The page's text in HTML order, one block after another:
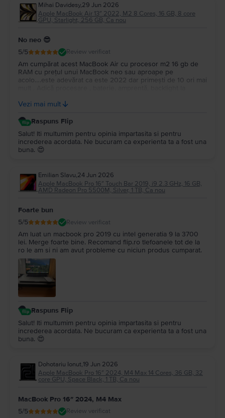
Mihai Davidesy,29 Jun 2026
Apple MacBook Air 13″ 2022, M2 8 Cores, 16 GB, 8 core
GPU, Starlight, 256 GB, Ca nou
No neo 😎
5/5 Review verificat
Am cumpărat acest MacBook Air cu procesor m2 16 gb de
RAM cu prețul unui MacBook neo sau aproape pe
acolo….este adevărat ca este 2022 dar primești de 10 ori mai
super portabil …nu îl simți în geantă…Multumesc
Vezi mai mult
Raspuns Flip
Salut! Iti multumim pentru opinia impartasita si pentru
increderea acordata. Ne bucuram ca experienta ta a fost una
buna. 😍
Emilian Slavu,24 Jun 2026
Apple MacBook Pro 16″ Touch Bar 2019, i9 2.3 GHz, 16 GB,
AMD Radeon Pro 5500M, Silver, 1 TB, Ca nou
Foarte bun
5/5 Review verificat
Am luat un macbook pro 2019 cu intel generatia 9 la 3700
lei. Merge foarte bine. Recomand flip.ro tlefoanele tot de la
ro le am si ni am avut probleme cu niciun produs cumparat.
Raspuns Flip
Salut! Iti multumim pentru opinia impartasita si pentru
increderea acordata. Ne bucuram ca experienta ta a fost una
buna. 😍
Dohotariu Ionut,19 Jun 2026
Apple MacBook Pro 16″ 2024, M4 Max 14 Cores, 36 GB, 32
core GPU, Space Black, 1 TB, Ca nou
MacBook Pro 16″ 2024, M4 Max
5/5 Review verificat